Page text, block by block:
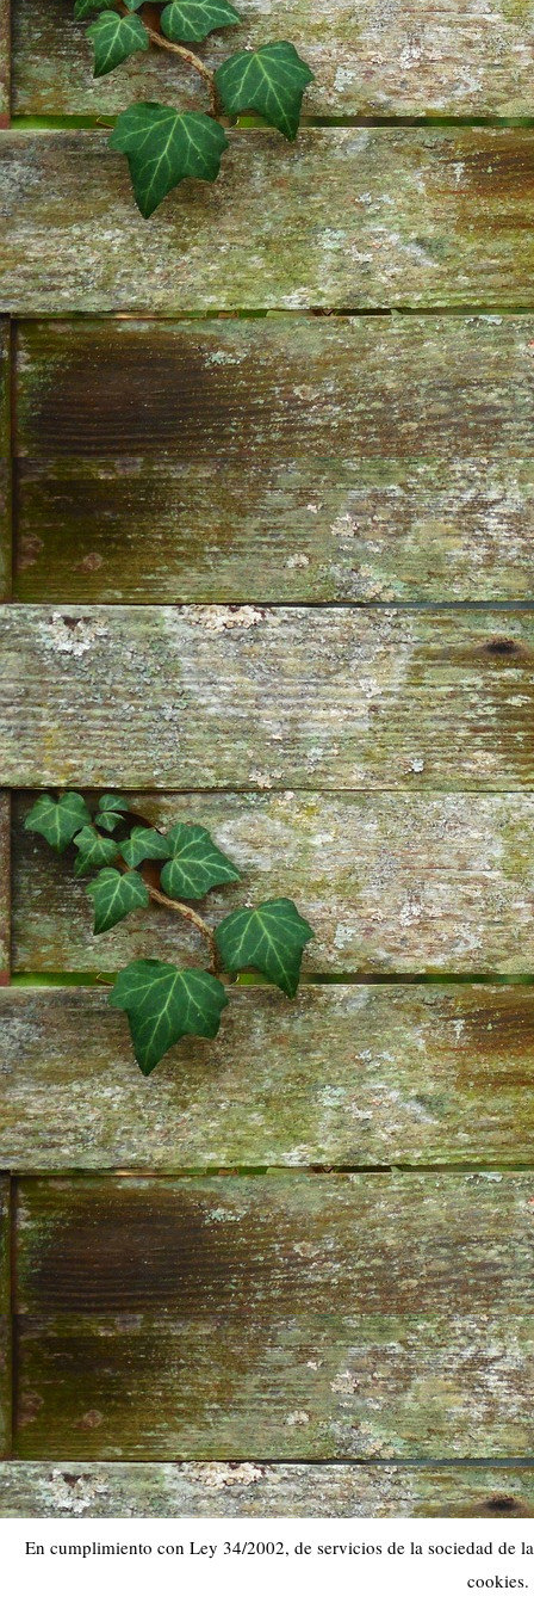
En cumplimiento con Ley 34/2002, de servicios de la sociedad de
cookies.